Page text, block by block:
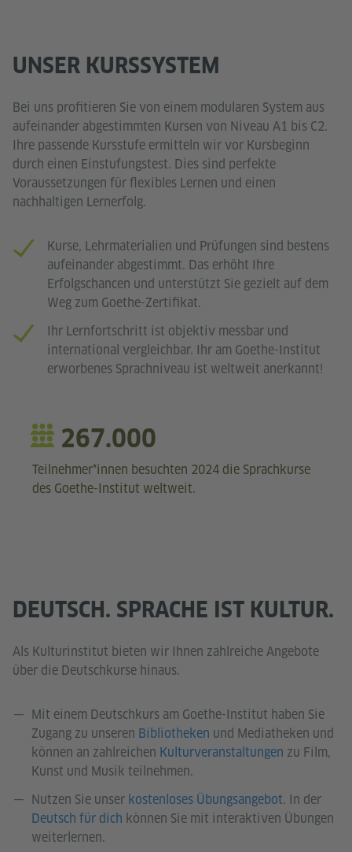
UNSER KURSSYSTEM
Bei uns profitieren Sie von einem modularen System aus
aufeinander abgestimmten Kursen von Niveau A1 bis C2.
Ihre passende Kursstufe ermitteln wir vor Kursbeginn
durch einen Einstufungstest. Dies sind perfekte
Voraussetzungen für flexibles Lernen und einen
nachhaltigen Lernerfolg.
Kurse, Lehrmaterialien und Prüfungen sind bestens
aufeinander abgestimmt. Das erhöht Ihre
Erfolgschancen und unterstützt Sie gezielt auf dem
Weg zum Goethe-Zertifikat.
Ihr Lernfortschritt ist objektiv messbar und
international vergleichbar. Ihr am Goethe-Institut
erworbenes Sprachniveau ist weltweit anerkannt!
267.000
Teilnehmer*innen besuchten 2024 die Sprachkurse
des Goethe-Institut weltweit.
DEUTSCH. SPRACHE IST KULTUR.
Als Kulturinstitut bieten wir Ihnen zahlreiche Angebote
über die Deutschkurse hinaus.
Mit einem Deutschkurs am Goethe-Institut haben Sie
Zugang zu unseren Bibliotheken und Mediatheken und
können an zahlreichen Kulturveranstaltungen zu Film,
Kunst und Musik teilnehmen.
Nutzen Sie unser kostenloses Übungsangebot. In der
Deutsch für dich können Sie mit interaktiven Übungen
weiterlernen.